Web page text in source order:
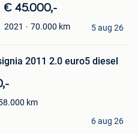
€ 45.000,-
2021 70.000 km 5 aug 26
2011 2.0 euro5 diesel
km
6 aug 26